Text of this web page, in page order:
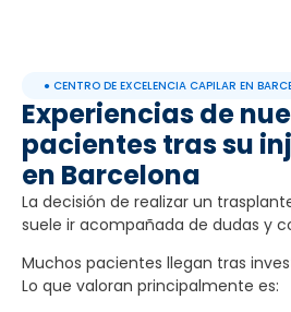
● CENTRO DE EXCELENCIA CAPILAR EN
Experiencias de
pacientes tras su
en Barcelona
La decisión de realizar un
suele ir acompañada de dudas y
Muchos pacientes llegan tras
Lo que valoran principalmente es: